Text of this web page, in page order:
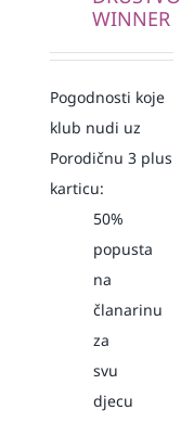
WINNER
Pogodnosti koje
klub nudi uz
Porodičnu 3 plus
karticu:
50%
popusta
na
članarinu
za
svu
djecu